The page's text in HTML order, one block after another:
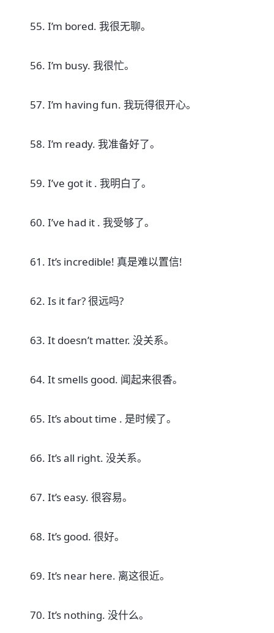
55. I’m bored. 我很无聊。
56. I’m busy. 我很忙。
57. I’m having fun. 我玩得很开心。
58. I’m ready. 我准备好了。
59. I’ve got it . 我明白了。
60. I’ve had it . 我受够了。
61. It’s incredible! 真是难以置信!
62. Is it far? 很远吗?
63. It doesn’t matter. 没关系。
64. It smells good. 闻起来很香。
65. It’s about time . 是时候了。
66. It’s all right. 没关系。
67. It’s easy. 很容易。
68. It’s good. 很好。
69. It’s near here. 离这很近。
70. It’s nothing. 没什么。